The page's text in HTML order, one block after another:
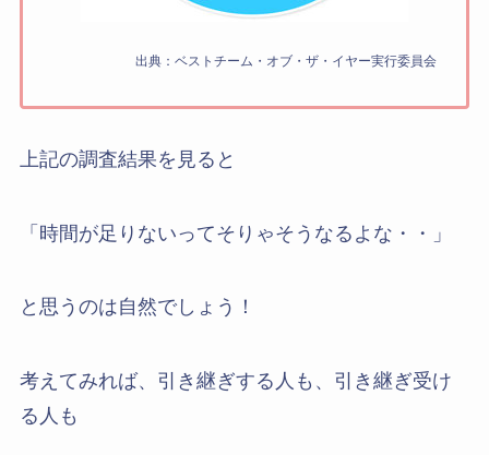
出典：ベストチーム・オブ・ザ・イヤー実行委員会
上記の調査結果を見ると
「時間が足りないってそりゃそうなるよな・・」
と思うのは自然でしょう！
考えてみれば、引き継ぎする人も、引き継ぎ受け
る人も